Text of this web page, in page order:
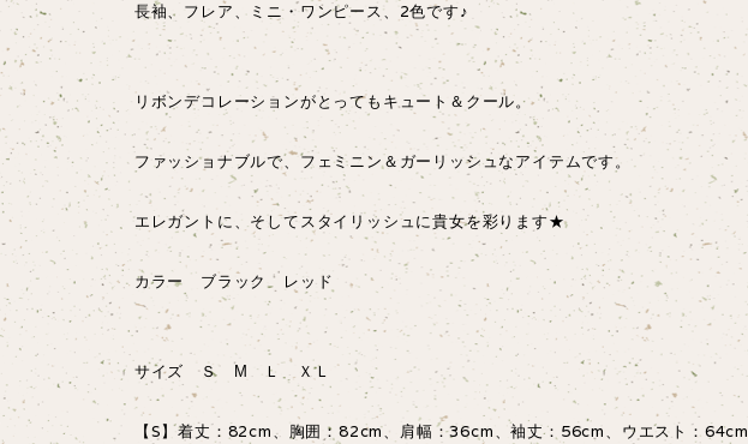
長袖、フレア、ミニ・ワンピース、2色です♪
リボンデコレーションがとってもキュート＆クール。
ファッショナブルで、フェミニン＆ガーリッシュなアイテムです。
エレガントに、そしてスタイリッシュに貴女を彩ります★
カラー ブラック レッド
サイズ Ｓ М Ｌ ＸＬ
【S】着丈：82cm、胸囲：82cm、肩幅：36cm、袖丈：56cm、ウエスト：64cm